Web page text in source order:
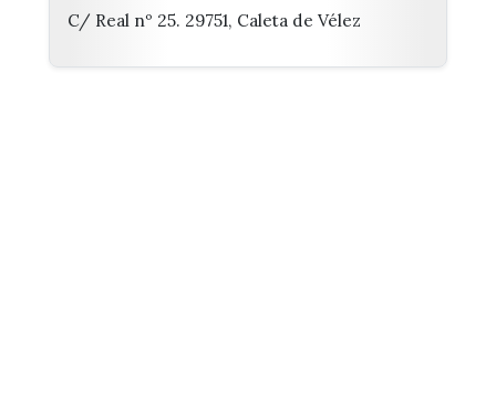
C/ Real nº 25. 29751, Caleta de Vélez